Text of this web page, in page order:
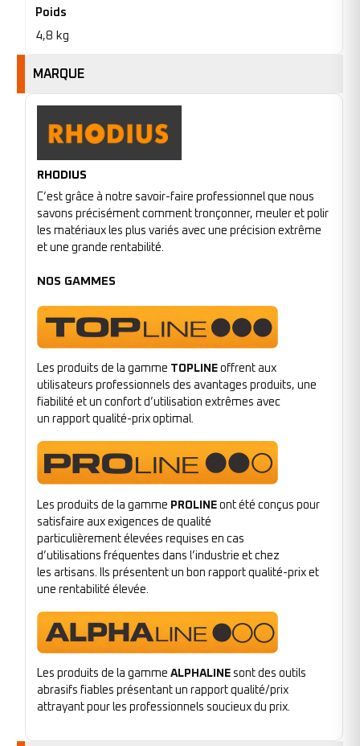
Poids
4,8 kg
MARQUE
RHODIUS
C’est grâce à notre savoir-faire professionnel que nous
savons précisément comment tronçonner, meuler et polir
les matériaux les plus variés avec une précision extrême
et une grande rentabilité.
NOS GAMMES
Les produits de la gamme TOPLINE offrent aux
utilisateurs professionnels des avantages produits, une
fiabilité et un confort d’utilisation extrêmes avec
un rapport qualité-prix optimal.
Les produits de la gamme PROLINE ont été conçus pour
satisfaire aux exigences de qualité
particulièrement élevées requises en cas
d’utilisations fréquentes dans l’industrie et chez
les artisans. Ils présentent un bon rapport qualité-prix et
une rentabilité élevée.
Les produits de la gamme ALPHALINE sont des outils
abrasifs fiables présentant un rapport qualité/prix
attrayant pour les professionnels soucieux du prix.